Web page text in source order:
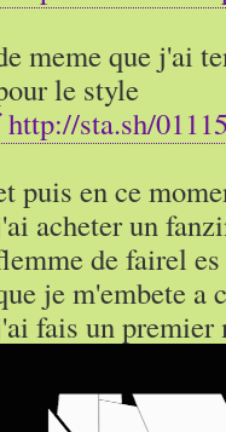
meme que j'ai
le style
http://sta.sh/
puis en ce
acheter un
de fairel
je m'embete a
fais un premier